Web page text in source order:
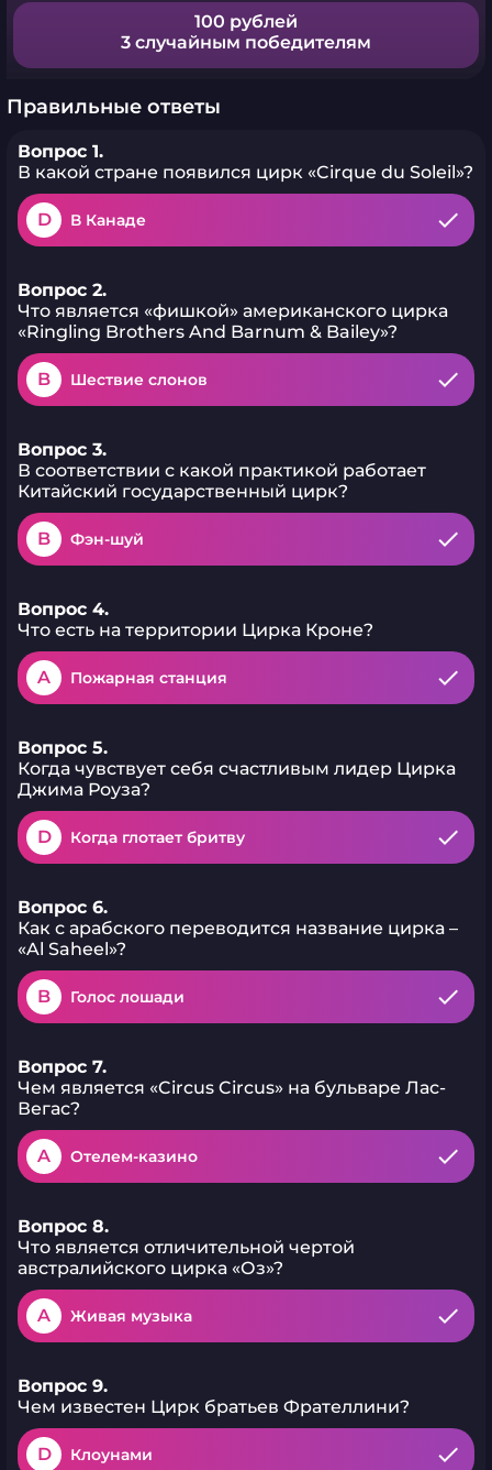
100 рублей
3 случайным победителям
Правильные ответы
Вопрос 1.
В какой стране появился цирк «Cirque du Soleil»?
D В Канаде
Вопрос 2.
Что является «фишкой» американского цирка
«Ringling Brothers And Barnum & Bailey»?
B Шествие слонов
Вопрос 3.
В соответствии с какой практикой работает
Китайский государственный цирк?
B Фэн-шуй
Вопрос 4.
Что есть на территории Цирка Кроне?
A Пожарная станция
Вопрос 5.
Когда чувствует себя счастливым лидер Цирка
Джима Роуза?
D Когда глотает бритву
Вопрос 6.
Как с арабского переводится название цирка –
«Al Saheel»?
B Голос лошади
Вопрос 7.
Чем является «Circus Circus» на бульваре Лас-
Вегас?
A Отелем-казино
Вопрос 8.
Что является отличительной чертой
австралийского цирка «Оз»?
A Живая музыка
Вопрос 9.
Чем известен Цирк братьев Фрателлини?
D Клоунами